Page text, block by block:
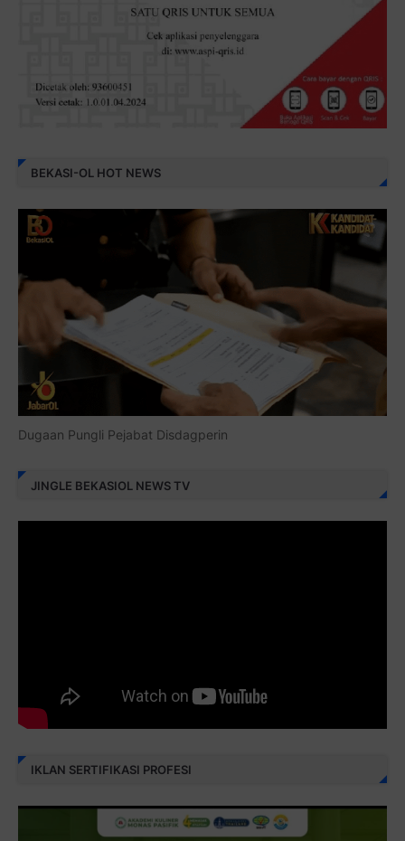
BEKASI-OL HOT NEWS
Dugaan Pungli Pejabat Disdagperin
JINGLE BEKASIOL NEWS TV
IKLAN SERTIFIKASI PROFESI